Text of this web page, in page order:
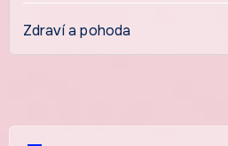
Zdraví a pohoda